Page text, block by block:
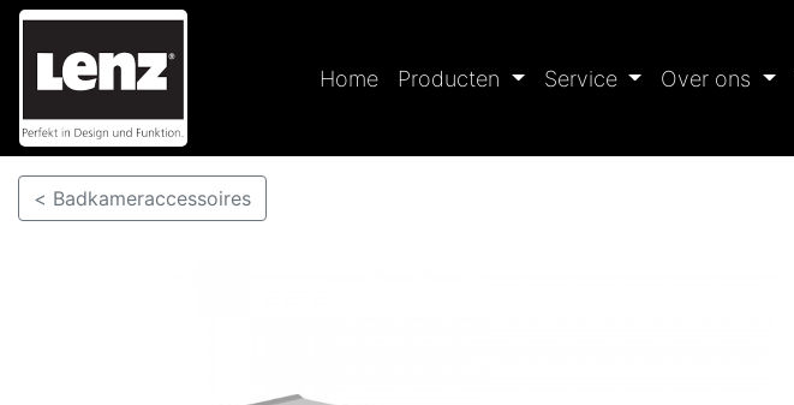
Home Producten Service Over ons
< Badkameraccessoires